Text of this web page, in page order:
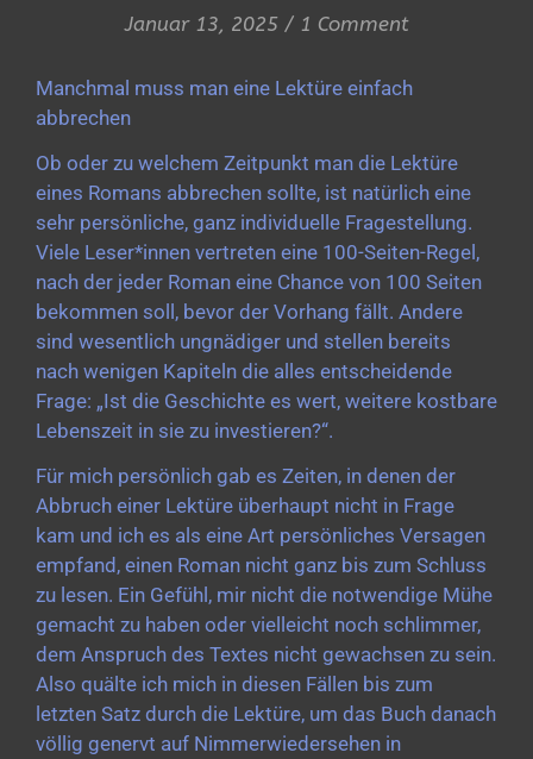
Januar 13, 2025 / 1 Comment
Manchmal muss man eine Lektüre einfach
abbrechen
Ob oder zu welchem Zeitpunkt man die Lektüre
eines Romans abbrechen sollte, ist natürlich eine
sehr persönliche, ganz individuelle Fragestellung.
Viele Leser*innen vertreten eine 100-Seiten-Regel,
nach der jeder Roman eine Chance von 100 Seiten
bekommen soll, bevor der Vorhang fällt. Andere
sind wesentlich ungnädiger und stellen bereits
nach wenigen Kapiteln die alles entscheidende
Frage: „Ist die Geschichte es wert, weitere kostbare
Lebenszeit in sie zu investieren?“.
Für mich persönlich gab es Zeiten, in denen der
Abbruch einer Lektüre überhaupt nicht in Frage
kam und ich es als eine Art persönliches Versagen
empfand, einen Roman nicht ganz bis zum Schluss
zu lesen. Ein Gefühl, mir nicht die notwendige Mühe
gemacht zu haben oder vielleicht noch schlimmer,
dem Anspruch des Textes nicht gewachsen zu sein.
Also quälte ich mich in diesen Fällen bis zum
letzten Satz durch die Lektüre, um das Buch danach
völlig genervt auf Nimmerwiedersehen in